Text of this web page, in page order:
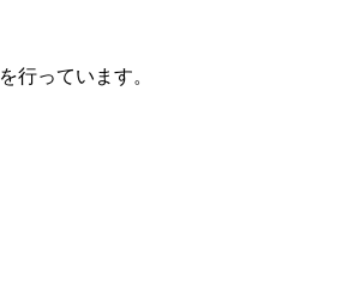
を行っています。